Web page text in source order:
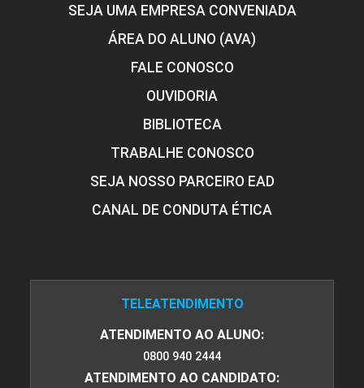
SEJA UMA EMPRESA CONVENIADA
ÁREA DO ALUNO (AVA)
FALE CONOSCO
OUVIDORIA
BIBLIOTECA
TRABALHE CONOSCO
SEJA NOSSO PARCEIRO EAD
CANAL DE CONDUTA ÉTICA
TELEATENDIMENTO
ATENDIMENTO AO ALUNO:
0800 940 2444
ATENDIMENTO AO CANDIDATO: